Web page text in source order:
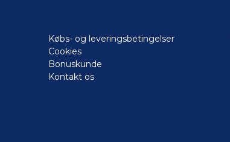
Købs- og leveringsbetingelser
Cookies
Bonuskunde
Kontakt os